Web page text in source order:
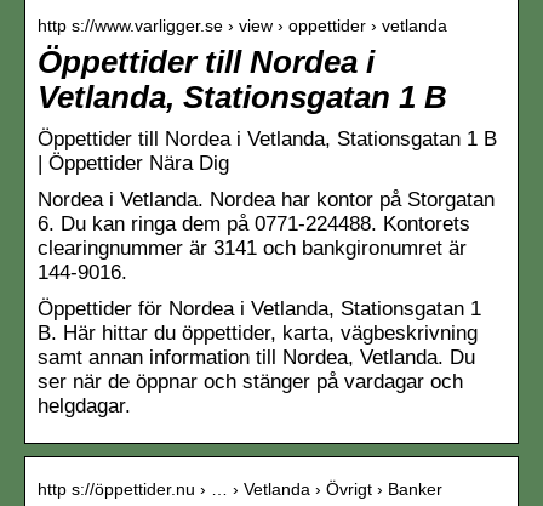
http s://www.varligger.se › view › oppettider › vetlanda
Öppettider till Nordea i
Vetlanda, Stationsgatan 1 B
Öppettider till Nordea i Vetlanda, Stationsgatan 1 B
| Öppettider Nära Dig
Nordea i Vetlanda. Nordea har kontor på Storgatan
6. Du kan ringa dem på 0771-224488. Kontorets
clearingnummer är 3141 och bankgironumret är
144-9016.
Öppettider för Nordea i Vetlanda, Stationsgatan 1
B. Här hittar du öppettider, karta, vägbeskrivning
samt annan information till Nordea, Vetlanda. Du
ser när de öppnar och stänger på vardagar och
helgdagar.
http s://öppettider.nu › … › Vetlanda › Övrigt › Banker